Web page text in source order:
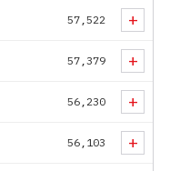
57,522 +
57,379 +
56,230 +
56,103 +